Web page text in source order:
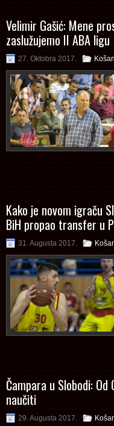
Velimir Gašić: Mene
zaslužujemo II ABA ligu
27. Oktobra 2017.
Kako je novom igraču
BiH propao transfer u
31. Augusta 2017.
Čampara u Slobodi:
naučiti
29. Augusta 2017.